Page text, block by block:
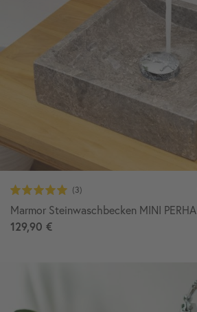
Marmor Steinwaschbecken MINI
129,90 €